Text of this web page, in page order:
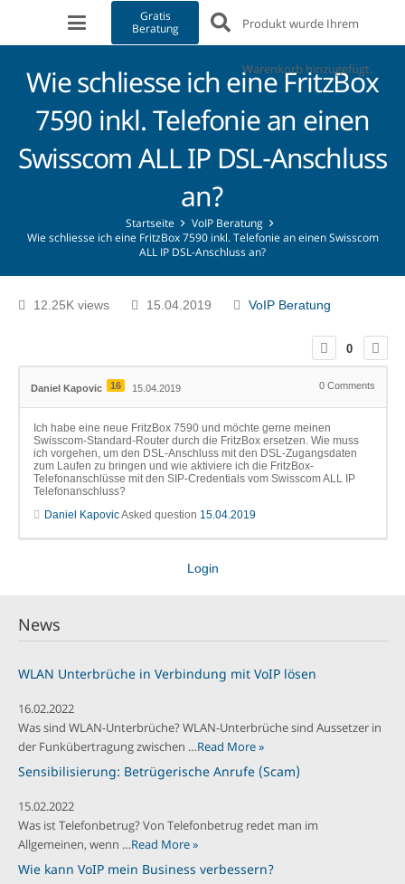
Gratis
Beratung
Produktwurde Ihrem
Warenkorb hinzugefügt.
Wie schliesse ich eine FritzBox
7590 inkl. Telefonie an einen
Swisscom ALL IP DSL-Anschluss
an?
Startseite
VoIP Beratung
Wie schliesse ich eine FritzBox 7590 inkl. Telefonie an einen Swisscom
ALL IP DSL-Anschluss an?
12.25K views 15.04.2019 VoIP Beratung
0
Daniel Kapovic 16 15.04.2019 0Comments
Ich habe eine neue FritzBox 7590 und möchte gerne meinen
Swisscom-Standard-Router durch die FritzBox ersetzen. Wie muss
ich vorgehen, um den DSL-Anschluss mit den DSL-Zugangsdaten
zum Laufen zu bringen und wie aktiviere ich die FritzBox-
Telefonanschlüsse mit den SIP-Credentials vom Swisscom ALL IP
Telefonanschluss?
Daniel KapovicAsked question 15.04.2019
Login
News
WLAN Unterbrüche in Verbindung mit VoIP lösen
16.02.2022
Was sind WLAN-Unterbrüche? WLAN-Unterbrüche sind Aussetzer in
der Funkübertragung zwischen …Read More »
Sensibilisierung: Betrügerische Anrufe (Scam)
15.02.2022
Was ist Telefonbetrug? Von Telefonbetrug redet man im
Allgemeinen, wenn …Read More »
Wie kann VoIP mein Business verbessern?